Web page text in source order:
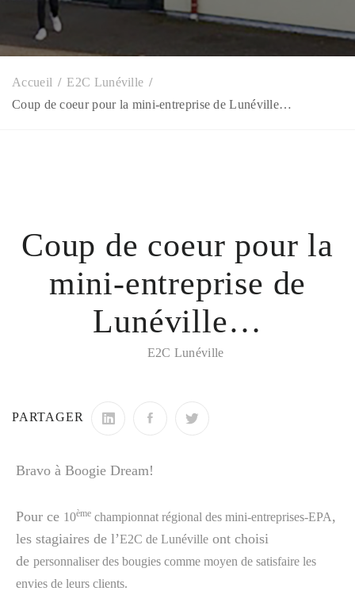
Accueil
E2C Lunéville
Coup de coeur pour la mini-entreprise de Lunéville…
Coup de coeur pour la
mini-entreprise de
Lunéville…
E2C Lunéville
PARTAGER
Bravo à Boogie Dream!
Pour ce 10ème championnat régional des mini-entreprises-EPA,
les stagiaires de l’E2C de Lunéville ont choisi
de personnaliser des bougies comme moyen de satisfaire les
envies de leurs clients.